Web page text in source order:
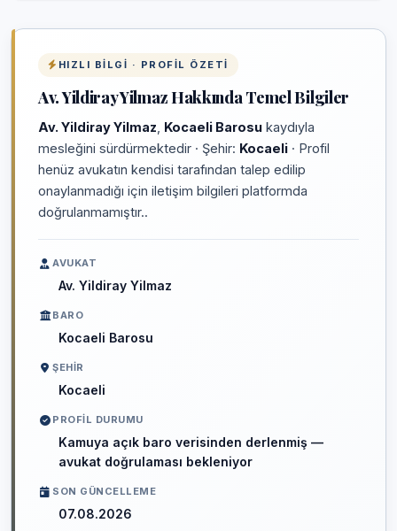
HIZLI BILGI · PROFIL ÖZETI
Av. Yildiray Yilmaz Hakkında Temel Bilgiler
Av. Yildiray Yilmaz Kocaeli Barosu kaydıyla
mesleğini sürdürmektedir · Şehir: Kocaeli · Profil
henüz avukatın kendisi tarafından talep edilip
onaylanmadığı için iletişim bilgileri platformda
doğrulanmamıştır..
AVUKAT
Av. Yildiray Yilmaz
BARO
Kocaeli Barosu
ŞEHIR
Kocaeli
PROFIL DURUMU
Kamuya açık baro verisinden derlenmiş —
avukat doğrulaması bekleniyor
SON GÜNCELLEME
07.08.2026